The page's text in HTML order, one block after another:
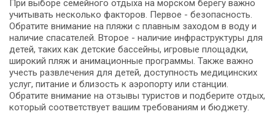
При выборе семейного отдыха на морском берегу важно
учитывать несколько факторов. Первое - безопасность.
Обратите внимание на пляжи с плавным заходом в воду и
наличие спасателей. Второе - наличие инфраструктуры для
детей, таких как детские бассейны, игровые площадки,
широкий пляж и анимационные программы. Также важно
учесть развлечения для детей, доступность медицинских
услуг, питание и близость к аэропорту или станции.
Обратите внимание на отзывы туристов и подберите отдых,
который соответствует вашим требованиям и бюджету.